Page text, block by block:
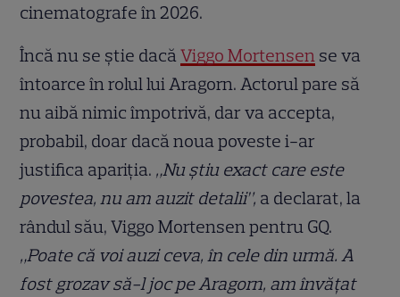
cinematografe în 2026.
Încă nu se știe dacăViggo Mortensen se va
întoarce în rolul lui Aragorn. Actorul pare să
nu aibă nimic împotrivă, dar va accepta,
probabil, doar dacă noua poveste i-ar
justifica apariția. „Nu știu exact care este
povestea, nu am auzit detalii”, a declarat, la
rândul său, Viggo Mortensen pentru GQ.
„Poate că voi auzi ceva, în cele din urmă. A
fost grozav să-l joc pe Aragorn, am învățat